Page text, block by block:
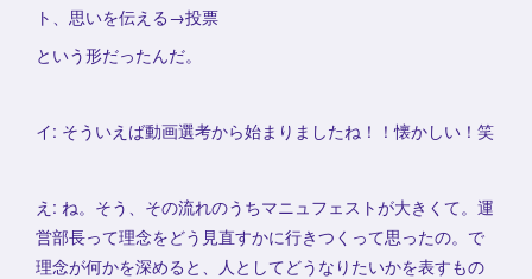
ト、思いを伝える→投票
という形だったんだ。
イ: そういえば動画選考から始まりましたね！！懐かしい！笑
え: ね。そう、その流れのうちマニュフェストが大きくて。運
営部長って理念をどう見直すかに行きつくって思ったの。で
理念が何かを深めると、人としてどうなりたいかを表すもの